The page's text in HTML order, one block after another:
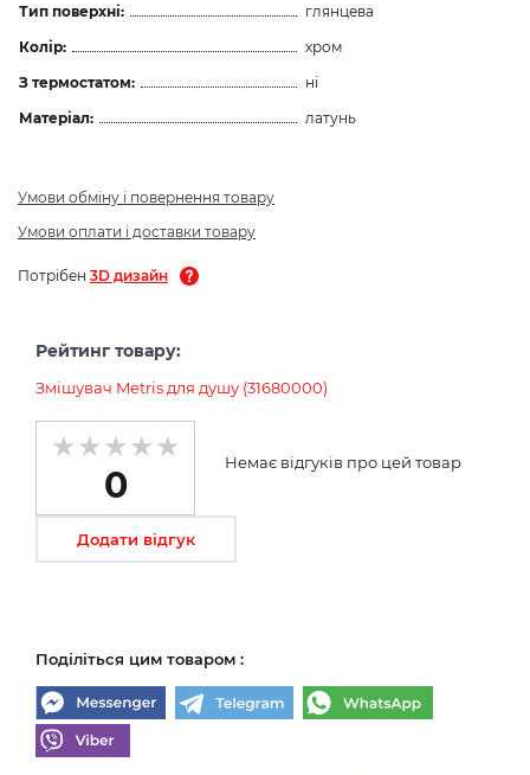
Тип поверхні:
глянцева
Колір:
хром
З термостатом:
ні
Матеріал:
латунь
Умови обміну і повернення товару
Умови оплати і доставки товару
Потрібен 3D дизайн
Рейтинг товару:
Змішувач Metris для душу (31680000)
0
Немає відгуків про цей товар
Додати відгук
Поділіться цим товаром :